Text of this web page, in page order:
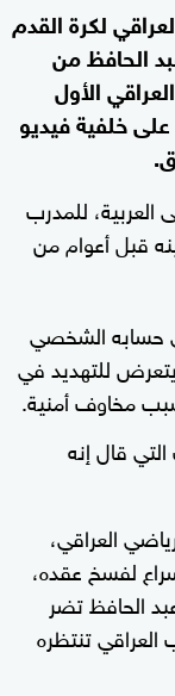
لكرة القدم
الحافظ من
الأول
خلفية فيديو
العربية، للمدرب
قبل أعوام من
حسابه الشخصي
للتهديد في
مخاوف أمنية.
قال إنه
العراقي،
لفسخ عقده،
الحافظ تضر
العراقي تنتظره